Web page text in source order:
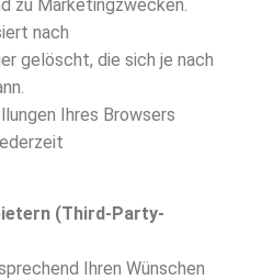
zu Marketingzwecken.
nach
gelöscht, die sich je nach
Ihres Browsers
(Third-Party-
Ihren Wünschen